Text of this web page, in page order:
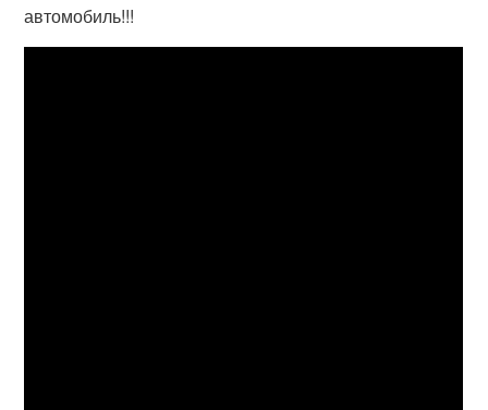
автомобиль!!!